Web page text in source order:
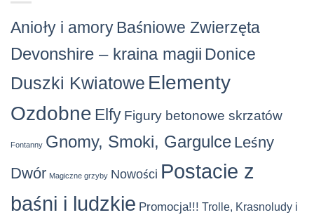
Anioły i amory Baśniowe Zwierzęta
Devonshire – kraina magii Donice
Duszki Kwiatowe Elementy
Ozdobne Elfy Figury betonowe skrzatów
Fontanny Gnomy, Smoki, Gargulce Leśny
Dwór Magiczne grzyby Nowości Postacie z
baśni i ludzkie Promocja!!! Trolle, Krasnoludy i